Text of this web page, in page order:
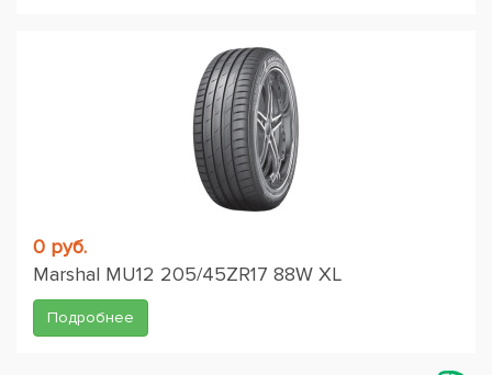
0 руб.
Marshal MU12 205/45ZR17 88W XL
Подробнее